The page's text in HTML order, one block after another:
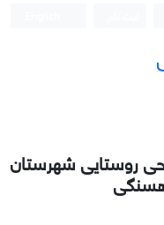
روستایی شهرستان